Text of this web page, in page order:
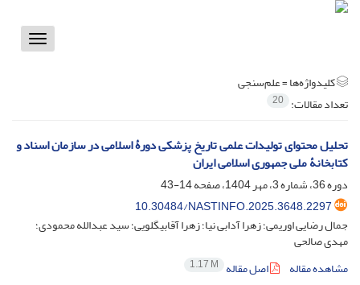
Toggle
کلیدواژه‌ها =علم‌سنجی
تعداد مقالات: 20
تحلیل محتوای تولیدات علمی تاریخ پزشکی دورۀ اسلامی در سازمان اسناد و
کتابخانۀ ملی جمهوری اسلامی ایران
دوره 36، شماره 3، مهر 1404، صفحه
14-43
10.30484/NASTINFO.2025.3648.2297
جمال رضایی اوریمی؛ زهرا آدابی نیا؛ زهرا آقابیگلویی؛ سید عبدالله محمودی؛
مهدی صالحی
مشاهده مقاله
اصل مقاله 1.17 M